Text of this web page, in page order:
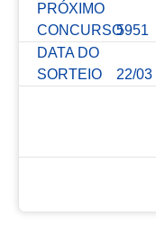
PRÓXIMO
CONCURSO5951
DATA DO
SORTEIO
22/03